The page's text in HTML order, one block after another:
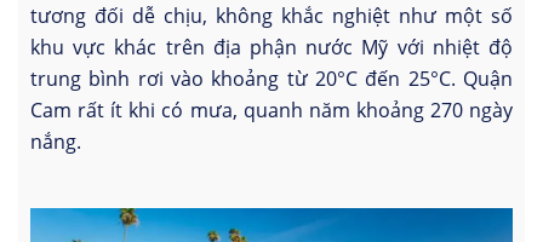
tương đối dễ chịu, không khắc nghiệt như một số
khu vực khác trên địa phận nước Mỹ với nhiệt độ
trung bình rơi vào khoảng từ 20°C đến 25°C. Quận
Cam rất ít khi có mưa, quanh năm khoảng 270 ngày
nắng.